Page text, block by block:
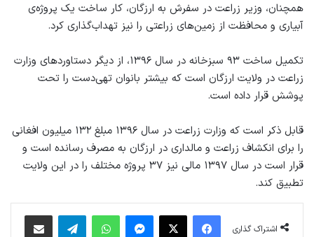
همچنان، وزیر زراعت در سفرش به ارزگان، کار ساخت یک پروژه‌ی
آبیاری و محافظت از زمین‌های زراعتی را نیز تهداب‌گذاری کرد.
تکمیل ساخت ۹۳ سبزخانه در سال ۱۳۹۶، از دیگر دستاوردهای وزارت
زراعت در ولایت ارزگان است که بیشتر بانوان تهی‌دست را تحت
پوشش قرار داده است.
قابل ذکر است که وزارت زراعت در سال ۱۳۹۶ مبلغ ۱۳۲ میلیون افغانی
را برای انکشاف زراعت و مالداری در ارزگان به مصرف رسانده است و
قرار است در سال ۱۳۹۷ مالی نیز ۳۷ پروژه‌ مختلف را در این ولایت
تطبیق کند.
اشتراک گذاری
فیس بوک پیام رسان واتس آپ